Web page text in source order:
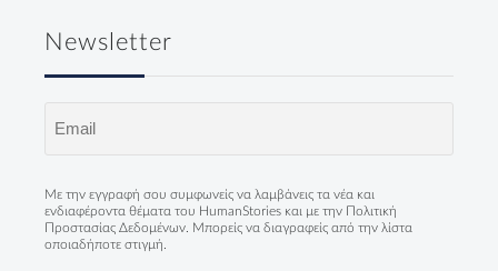
Newsletter
Με την εγγραφή σου συμφωνείς να λαμβάνεις τα νέα και
ενδιαφέροντα θέματα του HumanStories και με την Πολιτική
Προστασίας Δεδομένων . Μπορείς να διαγραφείς από την λίστα
οποιαδήποτε στιγμή.